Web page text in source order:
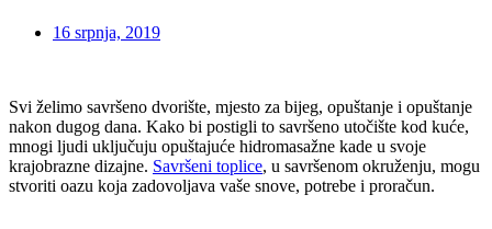
16 srpnja, 2019
Svi želimo savršeno dvorište, mjesto za bijeg, opuštanje i opuštanje
nakon dugog dana. Kako bi postigli to savršeno utočište kod kuće,
mnogi ljudi uključuju opuštajuće hidromasažne kade u svoje
krajobrazne dizajne. Savršeni toplice, u savršenom okruženju, mogu
stvoriti oazu koja zadovoljava vaše snove, potrebe i proračun.